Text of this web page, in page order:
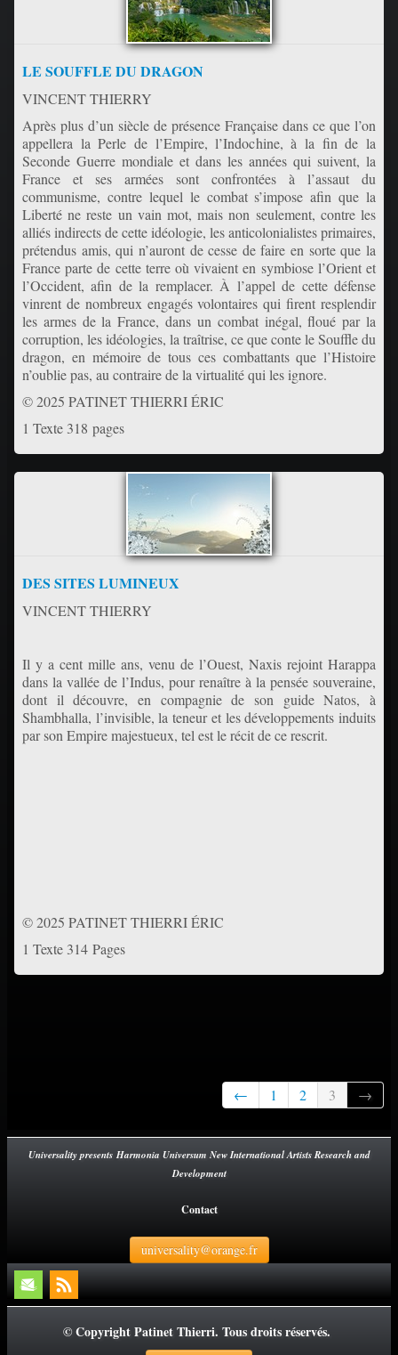
LE SOUFFLE DU DRAGON
VINCENT THIERRY
Après plus d’un siècle de présence Française dans ce que l’on
appellera la Perle de l’Empire, l’Indochine, à la fin de la
Seconde Guerre mondiale et dans les années qui suivent, la
France et ses armées sont confrontées à l’assaut du
communisme, contre lequel le combat s’impose afin que la
Liberté ne reste un vain mot, mais non seulement, contre les
alliés indirects de cette idéologie, les anticolonialistes primaires,
prétendus amis, qui n’auront de cesse de faire en sorte que la
France parte de cette terre où vivaient en symbiose l’Orient et
l’Occident, afin de la remplacer. À l’appel de cette défense
vinrent de nombreux engagés volontaires qui firent resplendir
les armes de la France, dans un combat inégal, floué par la
corruption, les idéologies, la traîtrise, ce que conte le Souffle du
dragon, en mémoire de tous ces combattants que l’Histoire
n’oublie pas, au contraire de la virtualité qui les ignore.
© 2025 PATINET THIERRI ÉRIC
1 Texte 318 pages
DES SITES LUMINEUX
VINCENT THIERRY
Il y a cent mille ans, venu de l’Ouest, Naxis rejoint Harappa
dans la vallée de l’Indus, pour renaître à la pensée souveraine,
dont il découvre, en compagnie de son guide Natos, à
Shambhalla, l’invisible, la teneur et les développements induits
par son Empire majestueux, tel est le récit de ce rescrit.
© 2025 PATINET THIERRI ÉRIC
1 Texte 314 Pages
← 1 2 3 →
Universality presents Harmonia Universum New International Artists Research and
Development
Contact
universality@orange.fr
© Copyright Patinet Thierri. Tous droits réservés.